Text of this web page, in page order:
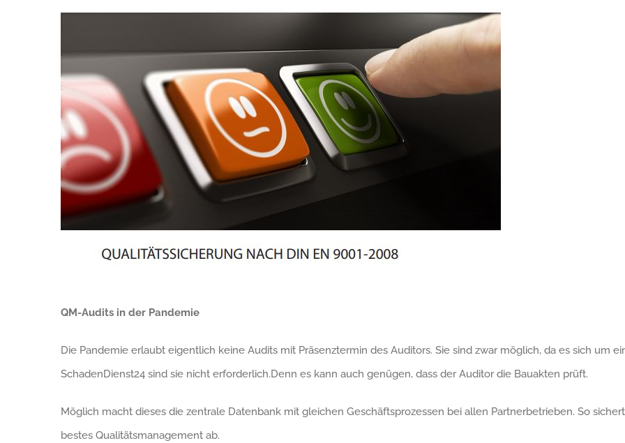
QM-Audits in der Pandemie
Die Pandemie erlaubt eigentlich keine Audits mit Präsenztermin des Auditors. Sie sind zwar möglich, da es sich um
SchadenDienst24 sind sie nicht erforderlich.Denn es kann auch genügen, dass der Auditor die Bauakten prüft.
Möglich macht dieses die zentrale Datenbank mit gleichen Geschäftsprozessen bei allen Partnerbetrieben. So
bestes Qualitätsmanagement ab.